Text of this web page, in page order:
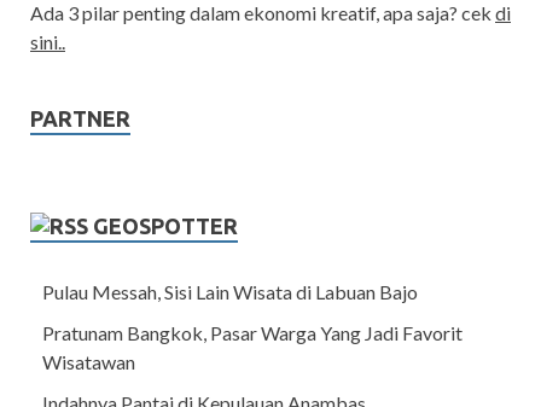
Ada 3 pilar penting dalam ekonomi kreatif, apa saja? cek di
sini..
PARTNER
GEOSPOTTER
Pulau Messah, Sisi Lain Wisata di Labuan Bajo
Pratunam Bangkok, Pasar Warga Yang Jadi Favorit
Wisatawan